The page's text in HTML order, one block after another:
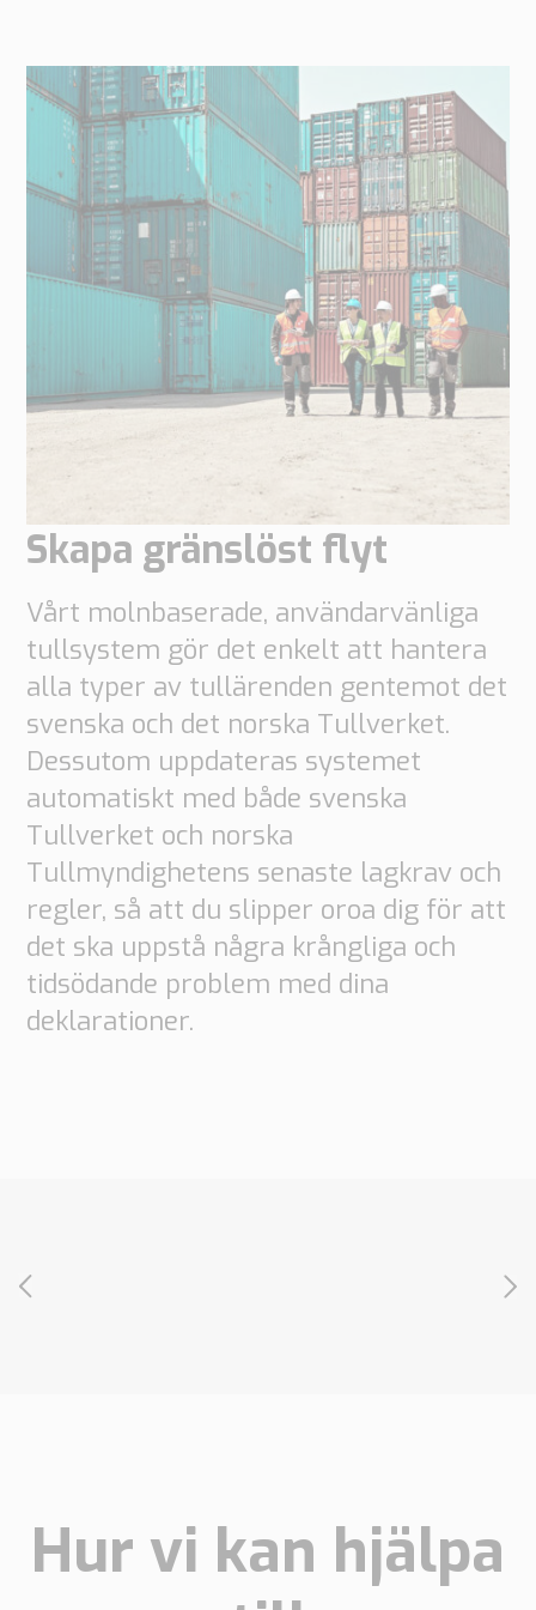
Planning
&
Collaboration
Tull
&
Transport
Tullhantering
Transporthantering
Automotive
Tull
Transport
Order
based
VMI
Bygg
Vilka
är
dina
behov?
Skapa gränslöst flyt
Vårt molnbaserade, användarvänliga
tullsystem gör det enkelt att hantera
alla typer av tullärenden gentemot det
svenska och det norska Tullverket.
Dessutom uppdateras systemet
automatiskt med både svenska
Tullverket och norska
Tullmyndighetens senaste lagkrav och
regler, så att du slipper oroa dig för att
det ska uppstå några krångliga och
tidsödande problem med dina
deklarationer.
Hur vi kan hjälpa